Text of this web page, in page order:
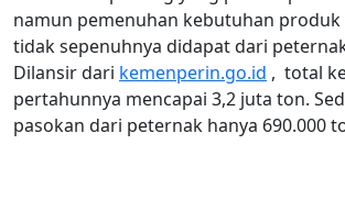
namun pemenuhan kebutuhan produk
tidak sepenuhnya didapat dari
Dilansir dari kemenperin.go.id , total
pertahunnya mencapai 3,2 juta ton.
pasokan dari peternak hanya 690.000